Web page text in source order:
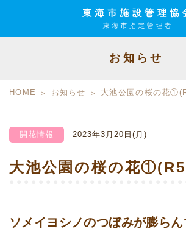
お知らせ
HOME お知らせ 大池公園の桜の花
開花情報 2023年3月20日(月)
大池公園の桜の花
ソメイヨシノのつぼみが膨ら